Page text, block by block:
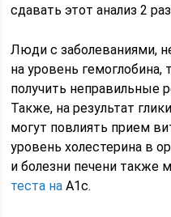
сдавать этот анализ 2
Люди с заболеваниями,
на уровень гемоглобина,
получить неправильные
Также, на результат
могут повлиять прием
уровень холестерина в
и болезни печени также
теста на A1с.